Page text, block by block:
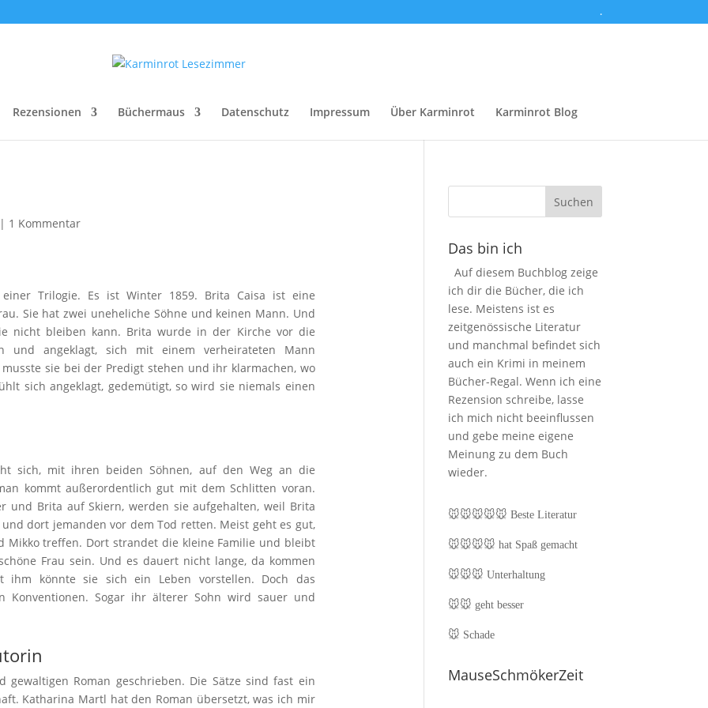
.
Rezensionen Büchermaus Datenschutz Impressum Über Karminrot Karminrot Blog
1 Kommentar
Trilogie. Es ist Winter 1859. Brita Caisa ist eine
Sie hat zwei uneheliche Söhne und keinen Mann. Und
nicht bleiben kann. Brita wurde in der Kirche vor die
und angeklagt, sich mit einem verheirateten Mann
sie bei der Predigt stehen und ihr klarmachen, wo
sich angeklagt, gedemütigt, so wird sie niemals einen
sich, mit ihren beiden Söhnen, auf den Weg an die
kommt außerordentlich gut mit dem Schlitten voran.
und Brita auf Skiern, werden sie aufgehalten, weil Brita
dort jemanden vor dem Tod retten. Meist geht es gut,
Mikko treffen. Dort strandet die kleine Familie und bleibt
Frau sein. Und es dauert nicht lange, da kommen
könnte sie sich ein Leben vorstellen. Doch das
Konventionen. Sogar ihr älterer Sohn wird sauer und
Roman geschrieben. Die Sätze sind fast ein
Katharina Martl hat den Roman übersetzt, was ich mir
Das bin ich
Auf diesem Buchblog zeige
ich dir die Bücher, die ich
lese. Meistens ist es
zeitgenössische Literatur
und manchmal befindet sich
auch ein Krimi in meinem
Bücher-Regal. Wenn ich eine
Rezension schreibe, lasse
ich mich nicht beeinflussen
und gebe meine eigene
Meinung zu dem Buch
wieder.
🐭🐭🐭🐭🐭Beste Literatur
🐭🐭🐭🐭 hat Spaß gemacht
🐭🐭🐭 Unterhaltung
🐭🐭 geht besser
🐭 Schade
MauseSchmökerZeit